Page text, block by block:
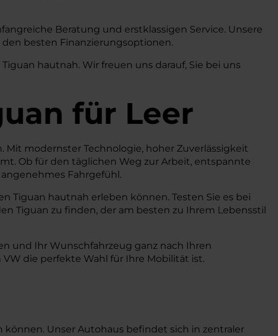
Beratung und erstklassigen Service. Unsere
besten Finanzierungsoptionen.
hautnah. Wir freuen uns darauf, Sie bei uns
für Leer
Mit modernster Technologie, hoher Zuverlässigkeit
Ob für den täglichen Weg zur Arbeit, entspannte
Fahrgefühl.
Tiguan hautnah erleben können. Testen Sie es bei
Tiguan zu finden, der am besten zu Ihrem Lebensstil
und Ihr Wunschfahrzeug ganz nach Ihren
die perfekte Wahl für Ihre Mobilität ist.
können. Unser Autohaus befindet sich in zentraler